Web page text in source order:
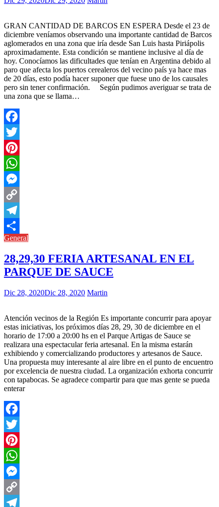
GRAN CANTIDAD DE BARCOS EN ESPERA Desde el 23 de
diciembre veníamos observando una importante cantidad de Barcos
aglomerados en una zona que iría desde San Luis hasta Piriápolis
aproximadamente. Esta condición se mantiene inclusive al día de
hoy. Conocíamos las dificultades que tenían en Argentina debido al
paro que afecta los puertos cerealeros del vecino país ya hace mas
de 20 días, esto podía hacer suponer que fuese uno de los causales
pero sin tener confirmación. Según pudimos averiguar se trata de
una zona que se llama…
Facebook
Twitter
Pinterest
WhatsApp
Messenger
Copy
Link
Telegram
Compartir
General
28,29,30 FERIA ARTESANAL EN EL
PARQUE DE SAUCE
Dic 28, 2020Dic 28, 2020 Martin
Atención vecinos de la Región Es importante concurrir para apoyar
estas iniciativas, los próximos días 28, 29, 30 de diciembre en el
horario de 17:00 a 20:00 hs en el Parque Artigas de Sauce se
realizara una espectacular feria artesanal. En la misma estarán
exhibiendo y comercializando productores y artesanos de Sauce.
Una propuesta muy interesante al aire libre en el punto de encuentro
por excelencia de nuestra ciudad. La organización exhorta concurrir
con tapabocas. Se agradece compartir para que mas gente se pueda
enterar
Facebook
Twitter
Pinterest
WhatsApp
Messenger
Copy